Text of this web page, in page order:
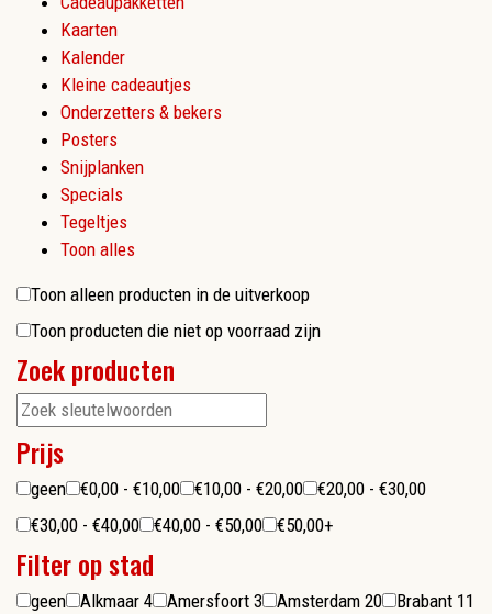
Kaarten
Kalender
Kleine cadeautjes
Onderzetters & bekers
Posters
Snijplanken
Specials
Tegeltjes
Toon alles
Toon alleen producten in de uitverkoop
Toon producten die niet op voorraad zijn
Zoek producten
Prijs
geen €0,00 - €10,00 €10,00 - €20,00
€20,00 - €30,00
€30,00 - €40,00
€40,00 - €50,00 €50,00+
Filter op stad
geen Alkmaar 4 Amersfoort 3 Amsterdam 20 Brabant 11